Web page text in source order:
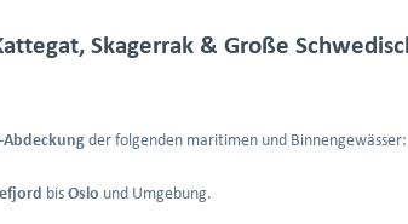
Skagerrak & Große
Abdeckung der folgenden maritimen und Binnengewässer:
bis Oslo und Umgebung.